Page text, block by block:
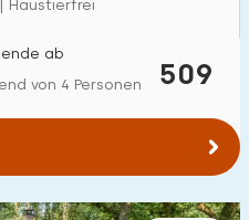
Haustierfrei
509
ab
von 4 Personen